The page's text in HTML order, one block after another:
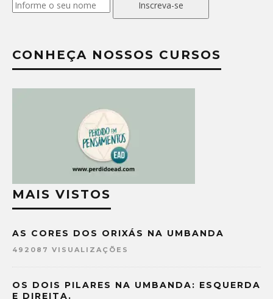
Inscreva-se
CONHEÇA NOSSOS CURSOS
MAIS VISTOS
AS CORES DOS ORIXÁS NA UMBANDA
492087 VISUALIZAÇÕES
OS DOIS PILARES NA UMBANDA: ESQUERDA
E DIREITA.